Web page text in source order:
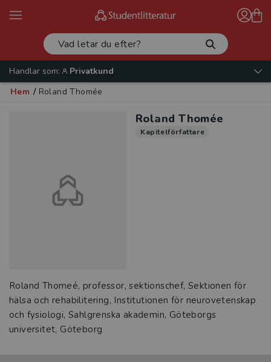
Handlar som:
Privatkund
Hem / Roland Thomée
Roland Thomée
Kapitelförfattare
Roland Thomeé, professor, sektionschef, Sektionen för
hälsa och rehabilitering, Institutionen för neurovetenskap
och fysiologi, Sahlgrenska akademin, Göteborgs
universitet, Göteborg